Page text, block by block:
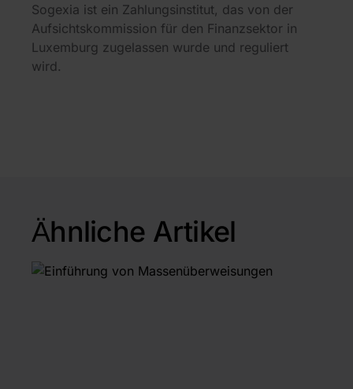
Sogexia ist ein Zahlungsinstitut, das von der
Aufsichtskommission für den Finanzsektor in
Luxemburg zugelassen wurde und reguliert
wird.
Ähnliche Artikel